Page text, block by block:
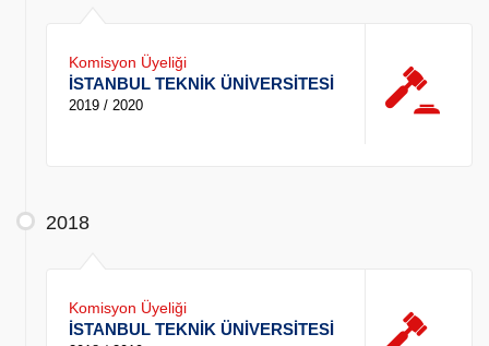
Komisyon Üyeliği
İSTANBUL TEKNİK ÜNİVERSİTESİ
2019 / 2020
2018
Komisyon Üyeliği
İSTANBUL TEKNİK ÜNİVERSİTESİ